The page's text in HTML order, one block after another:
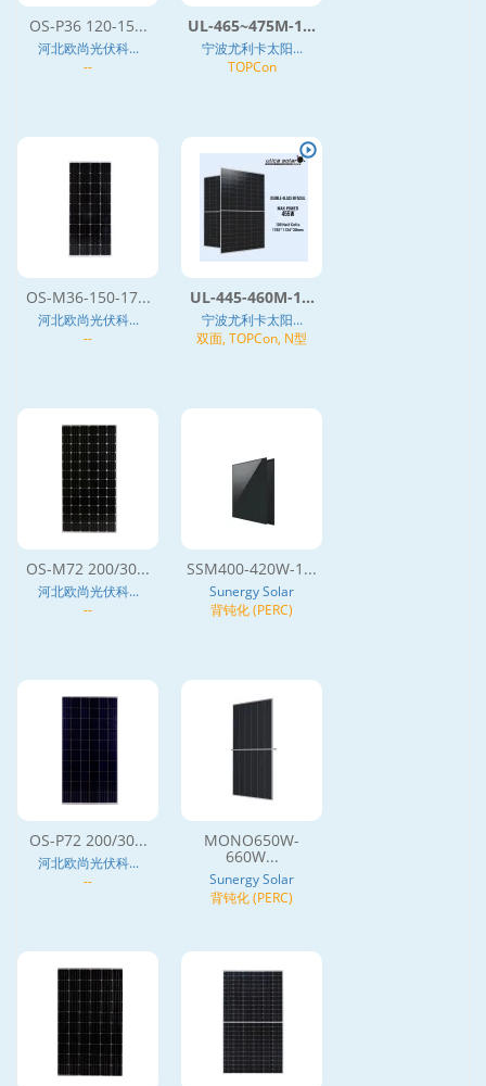
OS-P36 120-15...
河北欧尚光伏科...
--
UL-465~475M-1...
宁波尤利卡太阳...
TOPCon
OS-M36-150-17...
河北欧尚光伏科...
--
UL-445-460M-1...
宁波尤利卡太阳...
双面, TOPCon, N型
OS-M72 200/30...
河北欧尚光伏科...
--
SSM400-420W-1...
Sunergy Solar
背钝化 (PERC)
OS-P72 200/30...
河北欧尚光伏科...
--
MONO650W-
660W...
Sunergy Solar
背钝化 (PERC)